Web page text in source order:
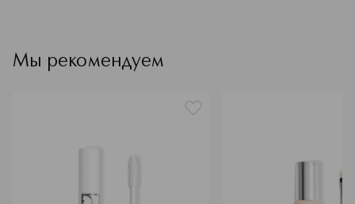
цвет
эффект
Мы рекомендуем